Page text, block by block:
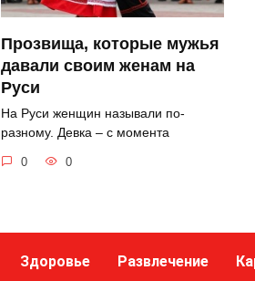
Прозвища, которые мужья
давали своим женам на
Руси
На Руси женщин называли по-
разному. Девка – с момента
0 0
Здоровье Развлечение